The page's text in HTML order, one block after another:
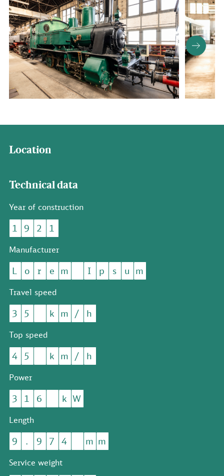
Location
Technical data
Year of construction
1 9 2 1
Manufacturer
L o r e m I p s u m
Travel speed
3 5 k m / h
Top speed
4 5 k m / h
Power
3 1 6 k W
Length
9 . 9 7 4 m m
Service weight